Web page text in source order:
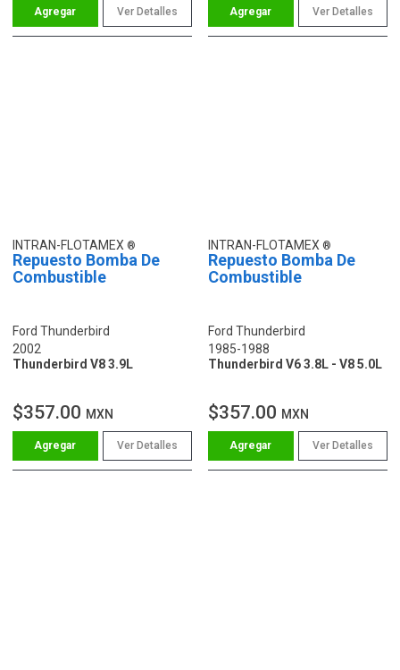
Ver Detalles Ver Detalles
INTRAN-FLOTAMEX
Repuesto Bomba De
Combustible
Ford Thunderbird
2002
Thunderbird V8 3.9L
$357.00 MXN
Ver Detalles
INTRAN-FLOTAMEX
Repuesto Bomba De
Combustible
Ford Thunderbird
1985-1988
Thunderbird V6 3.8L - V8 5.0L
$357.00 MXN
Ver Detalles